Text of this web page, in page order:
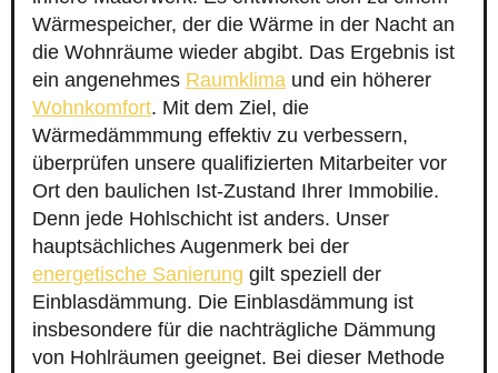
Wärmespeicher, der die Wärme in der Nacht an
die Wohnräume wieder abgibt. Das Ergebnis ist
ein angenehmes Raumklima und ein höherer
Wohnkomfort. Mit dem Ziel, die
Wärmedämmmung effektiv zu verbessern,
überprüfen unsere qualifizierten Mitarbeiter vor
Ort den baulichen Ist-Zustand Ihrer Immobilie.
Denn jede Hohlschicht ist anders. Unser
hauptsächliches Augenmerk bei der
energetische Sanierung gilt speziell der
Einblasdämmung. Die Einblasdämmung ist
insbesondere für die nachträgliche Dämmung
von Hohlräumen geeignet. Bei dieser Methode